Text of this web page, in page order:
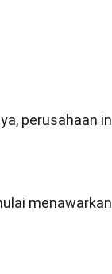
perusahaan
menawarkan